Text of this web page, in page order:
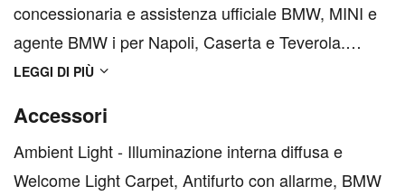
concessionaria e assistenza ufficiale BMW, MINI e
agente BMW i per Napoli, Caserta e Teverola.
M.Car inoltre è l'unica concessionaria in Campania
MINI NEXT per la vendita dell'usato garantito BMW
e MINI. Il Centro usa...
LEGGI DI PIÙ
Accessori
Ambient Light - Illuminazione interna diffusa e
Welcome Light Carpet, Antifurto con allarme, BMW